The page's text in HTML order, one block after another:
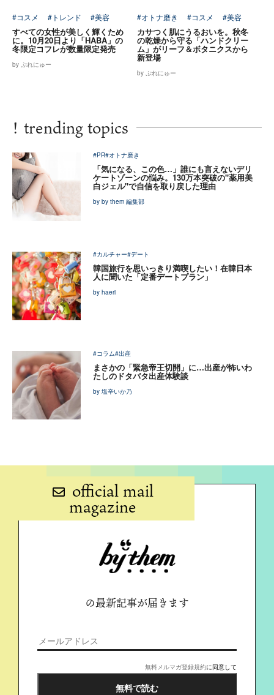
#コスメ #トレンド #美容
すべての女性が美しく輝くため
に。10月20日より「HABA」の
冬限定コフレが数量限定発売
by ぷれにゅー
#オトナ磨き #コスメ #美容
カサつく肌にうるおいを。秋冬
の乾燥から守る「ハンドクリー
ム」がリーフ＆ボタニクスから
新登場
by ぷれにゅー
! trending topics
#PR#オトナ磨き
「気になる、この色…」誰にも言えないデリ
ケートゾーンの悩み。130万本突破の"薬用美
白ジェル"で自信を取り戻した理由
by by them 編集部
#カルチャー#デート
韓国旅行を思いっきり満喫したい！在韓日本
人に聞いた「定番デートプラン」
by haeri
#コラム#出産
まさかの「緊急帝王切開」に…出産が怖いわ
たしのドタバタ出産体験談
by 塩辛いか乃
official mail
magazine
の最新記事が届きます
無料メルマガ登録規約に同意して